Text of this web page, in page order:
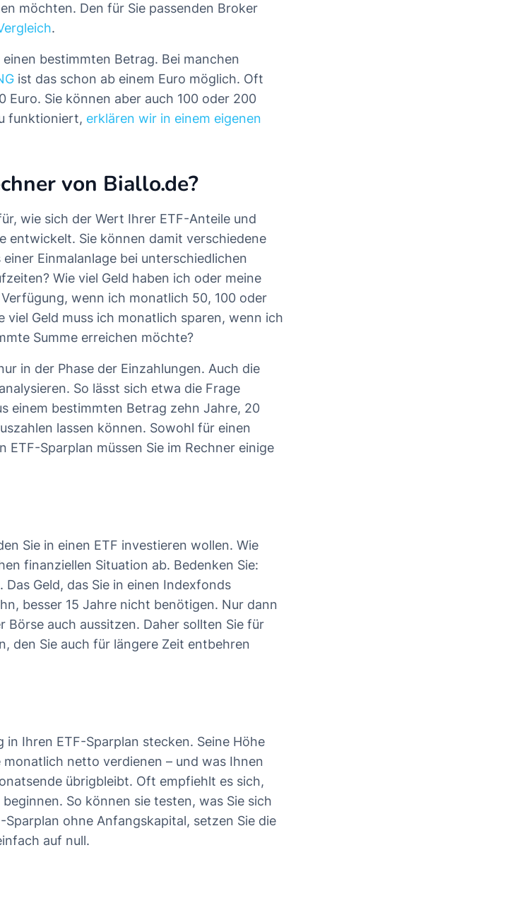
möchten. Den für Sie passenden Broker
.
bestimmten Betrag. Bei manchen
ist das schon ab einem Euro möglich. Oft
Sie können aber auch 100 oder 200
funktioniert, erklären wir in einem eigenen
von Biallo.de?
wie sich der Wert Ihrer ETF-Anteile und
entwickelt. Sie können damit verschiedene
Einmalanlage bei unterschiedlichen
Wie viel Geld haben ich oder meine
wenn ich monatlich 50, 100 oder
viel Geld muss ich monatlich sparen, wenn ich
Summe erreichen möchte?
in der Phase der Einzahlungen. Auch die
So lässt sich etwa die Frage
einem bestimmten Betrag zehn Jahre, 20
lassen können. Sowohl für einen
ETF-Sparplan müssen Sie im Rechner einige
Sie in einen ETF investieren wollen. Wie
finanziellen Situation ab. Bedenken Sie:
Geld, das Sie in einen Indexfonds
besser 15 Jahre nicht benötigen. Nur dann
Börse auch aussitzen. Daher sollten Sie für
den Sie auch für längere Zeit entbehren
in Ihren ETF-Sparplan stecken. Seine Höhe
netto verdienen – und was Ihnen
übrigbleibt. Oft empfiehlt es sich,
So können sie testen, was Sie sich
ohne Anfangskapital, setzen Sie die
auf null.